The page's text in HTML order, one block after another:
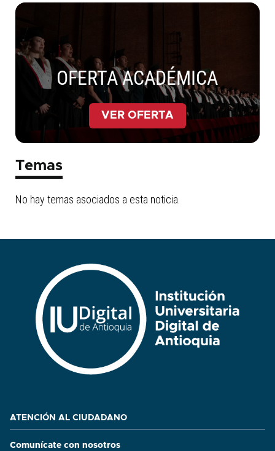
OFERTA ACADÉMICA
VER OFERTA
Temas
No hay temas asociados a esta noticia.
ATENCIÓN AL CIUDADANO
Comunícate con nosotros